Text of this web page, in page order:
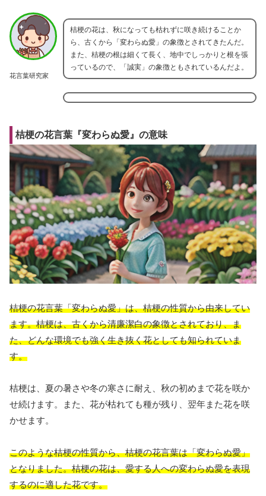
花言葉研究家
桔梗の花は、秋になっても枯れずに咲き続けることか
ら、古くから「変わらぬ愛」の象徴とされてきたんだ。
また、桔梗の根は細くて長く、地中でしっかりと根を張
っているので、「誠実」の象徴ともされているんだよ。
桔梗の花言葉『変わらぬ愛』の意味
桔梗の花言葉「変わらぬ愛」は、桔梗の性質から由来してい
ます。桔梗は、古くから清廉潔白の象徴とされており、ま
た、どんな環境でも強く生き抜く花としても知られていま
す。
桔梗は、夏の暑さや冬の寒さに耐え、秋の初めまで花を咲か
せ続けます。また、花が枯れても種が残り、翌年また花を咲
かせます。
このような桔梗の性質から、桔梗の花言葉は「変わらぬ愛」
となりました。桔梗の花は、愛する人への変わらぬ愛を表現
するのに適した花です。